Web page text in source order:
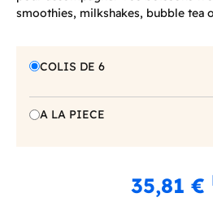
smoothies, milkshakes, bubble tea
COLIS DE 6
A LA PIECE
35,81 €